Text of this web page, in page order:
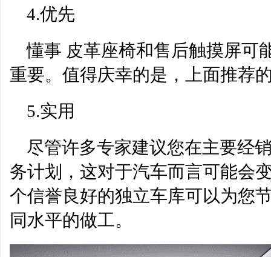
4.优先
懂事 皮革座椅和售后触摸屏可
重要。值得庆幸的是，上面推荐
5.实用
尽管许多专家建议您在主要经
务计划，这对于汽车而言可能会
个信誉良好的独立车库可以为您
同水平的做工。